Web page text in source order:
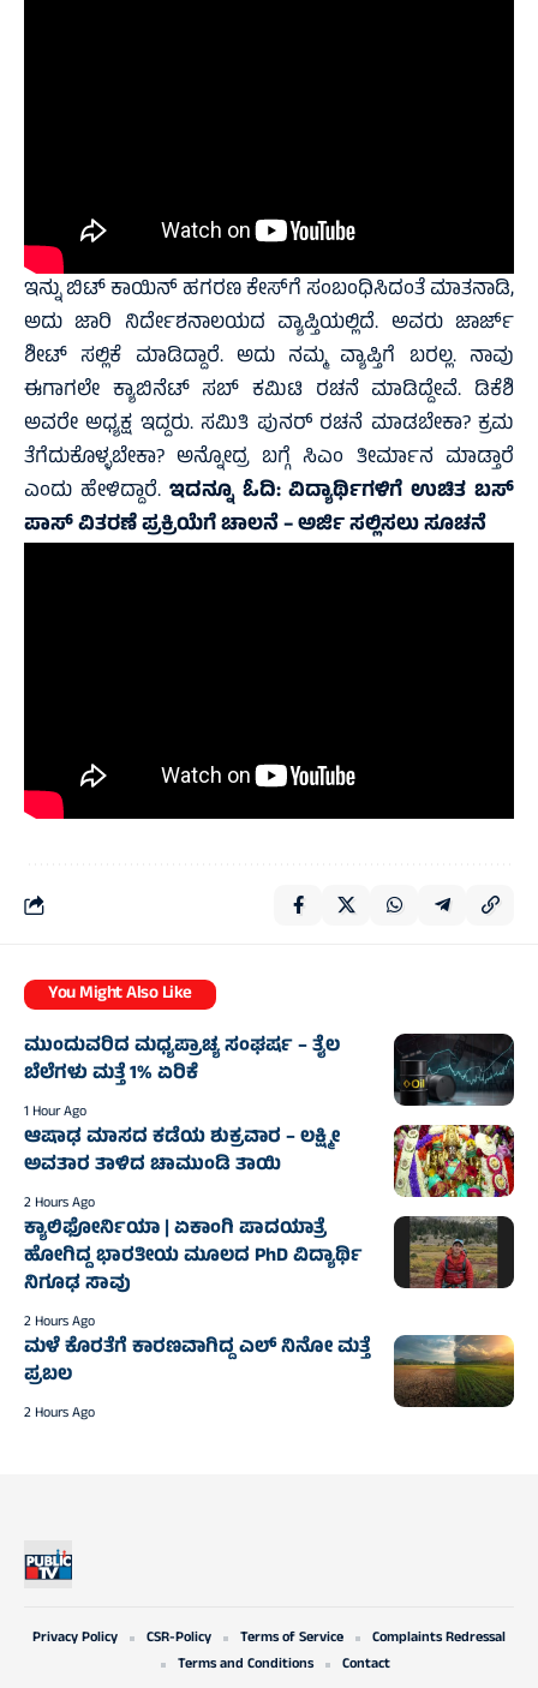
ಇನ್ನು ಬಿಟ್ ಕಾಯಿನ್ ಹಗರಣ ಕೇಸ್‌ಗೆ ಸಂಬಂಧಿಸಿದಂತೆ ಮಾತನಾಡಿ,
ಅದು ಜಾರಿ ನಿರ್ದೇಶನಾಲಯದ ವ್ಯಾಪ್ತಿಯಲ್ಲಿದೆ. ಅವರು ಜಾರ್ಜ್
ಶೀಟ್ ಸಲ್ಲಿಕೆ ಮಾಡಿದ್ದಾರೆ. ಅದು ನಮ್ಮ ವ್ಯಾಪ್ತಿಗೆ ಬರಲ್ಲ. ನಾವು
ಈಗಾಗಲೇ ಕ್ಯಾಬಿನೆಟ್ ಸಬ್ ಕಮಿಟಿ ರಚನೆ ಮಾಡಿದ್ದೇವೆ. ಡಿಕೆಶಿ
ಅವರೇ ಅಧ್ಯಕ್ಷ ಇದ್ದರು. ಸಮಿತಿ ಪುನರ್ ರಚನೆ ಮಾಡಬೇಕಾ? ಕ್ರಮ
ತೆಗೆದುಕೊಳ್ಳಬೇಕಾ? ಅನ್ನೋದ್ರ ಬಗ್ಗೆ ಸಿಎಂ ತೀರ್ಮಾನ ಮಾಡ್ತಾರೆ
ಎಂದು ಹೇಳಿದ್ದಾರೆ. ಇದನ್ನೂ ಓದಿ:ವಿದ್ಯಾರ್ಥಿಗಳಿಗೆ ಉಚಿತ ಬಸ್
ಪಾಸ್ ವಿತರಣೆ ಪ್ರಕ್ರಿಯೆಗೆ ಚಾಲನೆ – ಅರ್ಜಿ ಸಲ್ಲಿಸಲು ಸೂಚನೆ
You Might Also Like
ಮುಂದುವರಿದ ಮಧ್ಯಪ್ರಾಚ್ಯ ಸಂಘರ್ಷ – ತೈಲ
ಬೆಲೆಗಳು ಮತ್ತೆ 1% ಏರಿಕೆ
1 Hour Ago
ಆಷಾಢ ಮಾಸದ ಕಡೆಯ ಶುಕ್ರವಾರ – ಲಕ್ಷ್ಮೀ
ಅವತಾರ ತಾಳಿದ ಚಾಮುಂಡಿ ತಾಯಿ
2 Hours Ago
ಕ್ಯಾಲಿಫೋರ್ನಿಯಾ | ಏಕಾಂಗಿ ಪಾದಯಾತ್ರೆ
ಹೋಗಿದ್ದ ಭಾರತೀಯ ಮೂಲದ PhD ವಿದ್ಯಾರ್ಥಿ
ನಿಗೂಢ ಸಾವು
2 Hours Ago
ಮಳೆ ಕೊರತೆಗೆ ಕಾರಣವಾಗಿದ್ದ ಎಲ್‌ ನಿನೋ ಮತ್ತೆ
ಪ್ರಬಲ
2 Hours Ago
Privacy Policy CSR-Policy Terms of Service
Complaints Redressal
Terms and Conditions
Contact